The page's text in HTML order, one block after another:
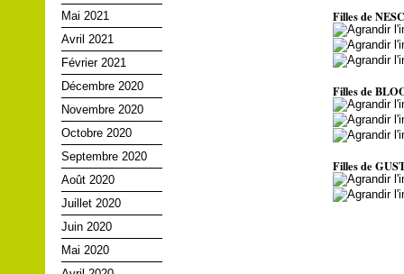
Mai 2021
Avril 2021
Février 2021
Décembre 2020
Novembre 2020
Octobre 2020
Septembre 2020
Août 2020
Juillet 2020
Juin 2020
Mai 2020
Filles de
Filles de
Filles de